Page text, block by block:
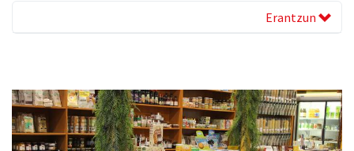
Erantzun